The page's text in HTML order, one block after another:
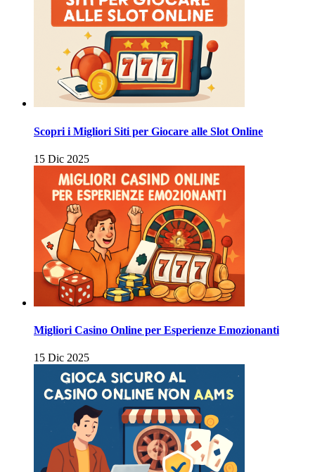
Scopri i Migliori Siti per Giocare alle Slot Online
15 Dic 2025
Migliori Casino Online per Esperienze Emozionanti
15 Dic 2025